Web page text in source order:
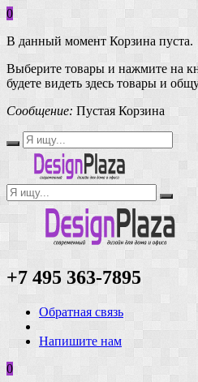
0
В данный момент Корзина пуста.
Выберите товары и нажмите на
будете видеть здесь товары и
Сообщение: Пустая Корзина
+7 495 363-7895
Обратная связь
Напишите нам
0